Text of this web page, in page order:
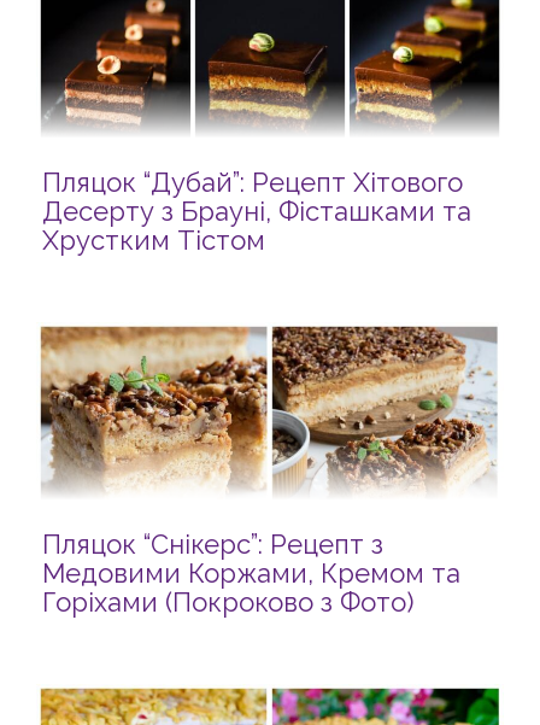
Пляцок “Дубай”: Рецепт Хітового
Десерту з Брауні, Фісташками та
Хрустким Тістом
Пляцок “Снікерс”: Рецепт з
Медовими Коржами, Кремом та
Горіхами (Покроково з Фото)